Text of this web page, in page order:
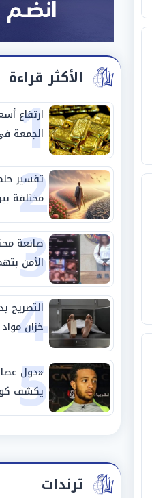
الأكثر قراءة
1
ارتفاع
الجمعة
2
تفسير
مختلفة
مرحلة
3
صانعة
الأمن
خادشة
4
التصريح
خزان
مصانع
5
«دول
يكشف
ترندات